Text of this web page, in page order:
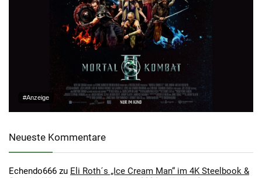
#Anzeige
Neueste Kommentare
Echendo666 zu Eli Roth´s „Ice Cream Man“ im 4K Steelbook &